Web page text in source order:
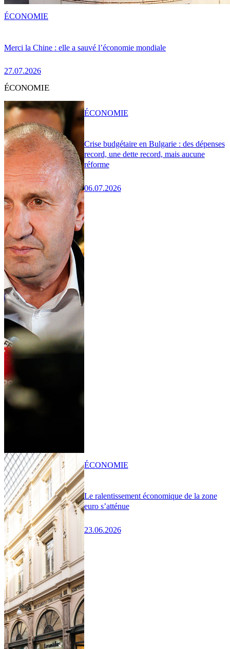
Merci la Chine : elle a sauvé l’économie mondiale
27.07.2026
ÉCONOMIE
ÉCONOMIE
Crise budgétaire en Bulgarie : des dépenses
record, une dette record, mais aucune
réforme
06.07.2026
ÉCONOMIE
Le ralentissement économique de la zone
euro s’atténue
23.06.2026
ÉCONOMIE